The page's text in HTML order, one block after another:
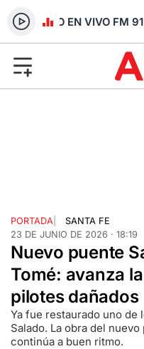
RADIO EN VIVO FM
PORTADA
SANTA FE
23 DE JUNIO DE 2026 · 18:19
Nuevo puente
Tomé: avanza
pilotes dañados
Ya fue restaurado uno
Salado. La obra del
continúa a buen ritmo.